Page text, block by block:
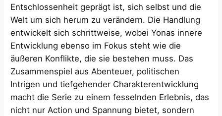
Entschlossenheit geprägt ist, sich selbst und die
Welt um sich herum zu verändern. Die Handlung
entwickelt sich schrittweise, wobei Yonas innere
Entwicklung ebenso im Fokus steht wie die
äußeren Konflikte, die sie bestehen muss. Das
Zusammenspiel aus Abenteuer, politischen
Intrigen und tiefgehender Charakterentwicklung
macht die Serie zu einem fesselnden Erlebnis, das
nicht nur Action und Spannung bietet, sondern